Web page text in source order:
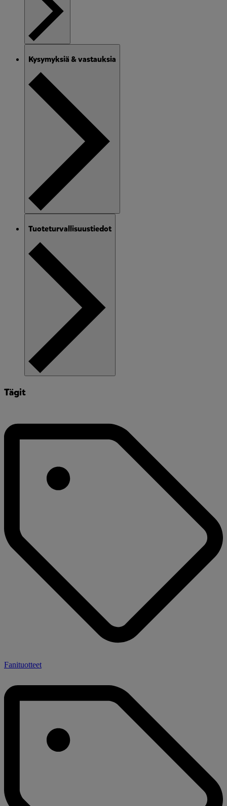
Kysymyksiä & vastauksia
Tuoteturvallisuustiedot
Tägit
Fanituotteet